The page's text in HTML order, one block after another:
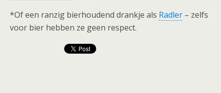
*Of een ranzig bierhoudend drankje als Radler – zelfs
voor bier hebben ze geen respect.